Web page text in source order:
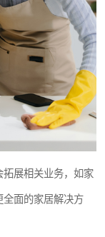
拓展相关业务，如家
全面的家居解决方